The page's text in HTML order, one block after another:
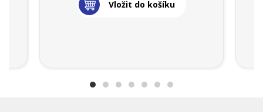
Vložit do košíku